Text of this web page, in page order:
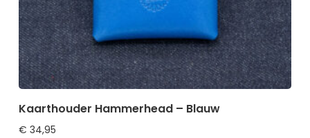
Kaarthouder Hammerhead – Blauw
€ 34,95